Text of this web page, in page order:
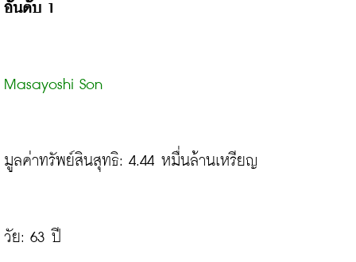
อันดับ 1
Masayoshi Son
มูลค่าทรัพย์สินสุทธิ: 4.44 หมื่นล้านเหรียญ
วัย: 63 ปี